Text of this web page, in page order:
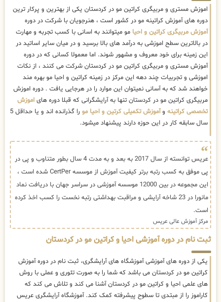
اموزش مستری و مربیگری کراتین مو در کردستان یکی از بهترین و پرکار ترین
دوره های آموزش کراتینه مو در کشور است ، هنرجویان با شرکت در دوره
آموزش مربیگری کراتین و احیا مو میتوانند به اسانی با کسب تجربه و مهارت
در بالاترین سطح اموزشی به درآمد های بالا برسید و در میان سایر اساتید در
این زمینه برای خود معروف و مشهور شوند. اما معمولا کسانی که در دوره
آموزش مستری و مربیگری کراتین مو در کردستان شرکت می کنند ، از نکات
اموزشی و تجربیات چند دهه این مرکز در زمینه کراتین و احیا مو بهره مند
خواهند شد که به آسانی نمیتوان این موارد را در هرجایی یافت . دوره اموزش
مربیگری کراتین مو در کردستان تنها به آرایشگرانی که قبلا دوره های اموزش
تخصصی کراتینه وآموزش تکمیلی کرتین و احیا مو
را گذرانده اند و یا حداقل 5
سال سابقه کار در این حوزه دارند پیشنهاد میشود.
عریس توانسته از سال 2017 به بعد و به مدت 4 سال بطور متناوب و پی در
پی موفق به کسب رتبه برتر کیفیت آموزش از موسسه CertPer شده است ،
این مجموعه در بین 12000 موسسه آموزشی در سراسر جهان با دریافت نماد
مانورا در 23 شاخه آرایشی و مراقبت بهداشتی رتبه نخست را کسب اخذ کرده
است.
مرکز آموزش عالی عریس
ثبت نام در دوره آموزشی احیا و کراتین مو در کردستان
یکی از دوره های آموزشی آموزشگاه های آرایشگری، ثبت نام در دوره آموزش
کراتین مو در کردستان می باشد که شما را به صورت تئوری و عملی با روش
های علمی احیا و کراتین مو در کردستان آشنا می کند و تلاش می کند که
کاراموز را از مبتدی تا سطوح پیشرفته کمک کند. آموزشگاه آرایشگری عریس